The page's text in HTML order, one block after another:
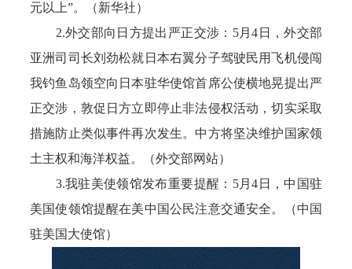
元以上”。（新华社）
2.外交部向日方提出严正交涉：5月4日，外交部
亚洲司司长刘劲松就日本右翼分子驾驶民用飞机侵闯
我钓鱼岛领空向日本驻华使馆首席公使横地晃提出严
正交涉，敦促日方立即停止非法侵权活动，切实采取
措施防止类似事件再次发生。中方将坚决维护国家领
土主权和海洋权益。（外交部网站）
3.我驻美使领馆发布重要提醒：5月4日，中国驻
美国使领馆提醒在美中国公民注意交通安全。（中国
驻美国大使馆）